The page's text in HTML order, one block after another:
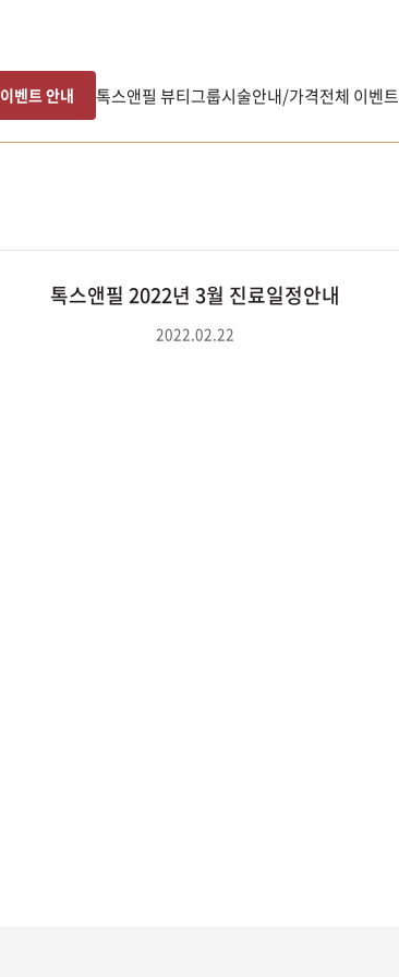
이벤트 안내 톡스앤필 뷰티그룹시술안내/가격전체 이벤트
톡스앤필 2022년 3월 진료일정안내
2022.02.22